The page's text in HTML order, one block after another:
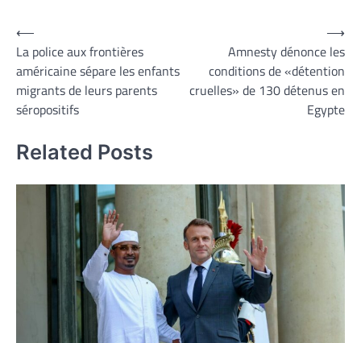
Navigation
de
l’article
⟵
La police aux frontières
américaine sépare les enfants
migrants de leurs parents
séropositifs
Amnesty dénonce les
conditions de «détention
cruelles» de 130 détenus en
Egypte
⟶
Related Posts